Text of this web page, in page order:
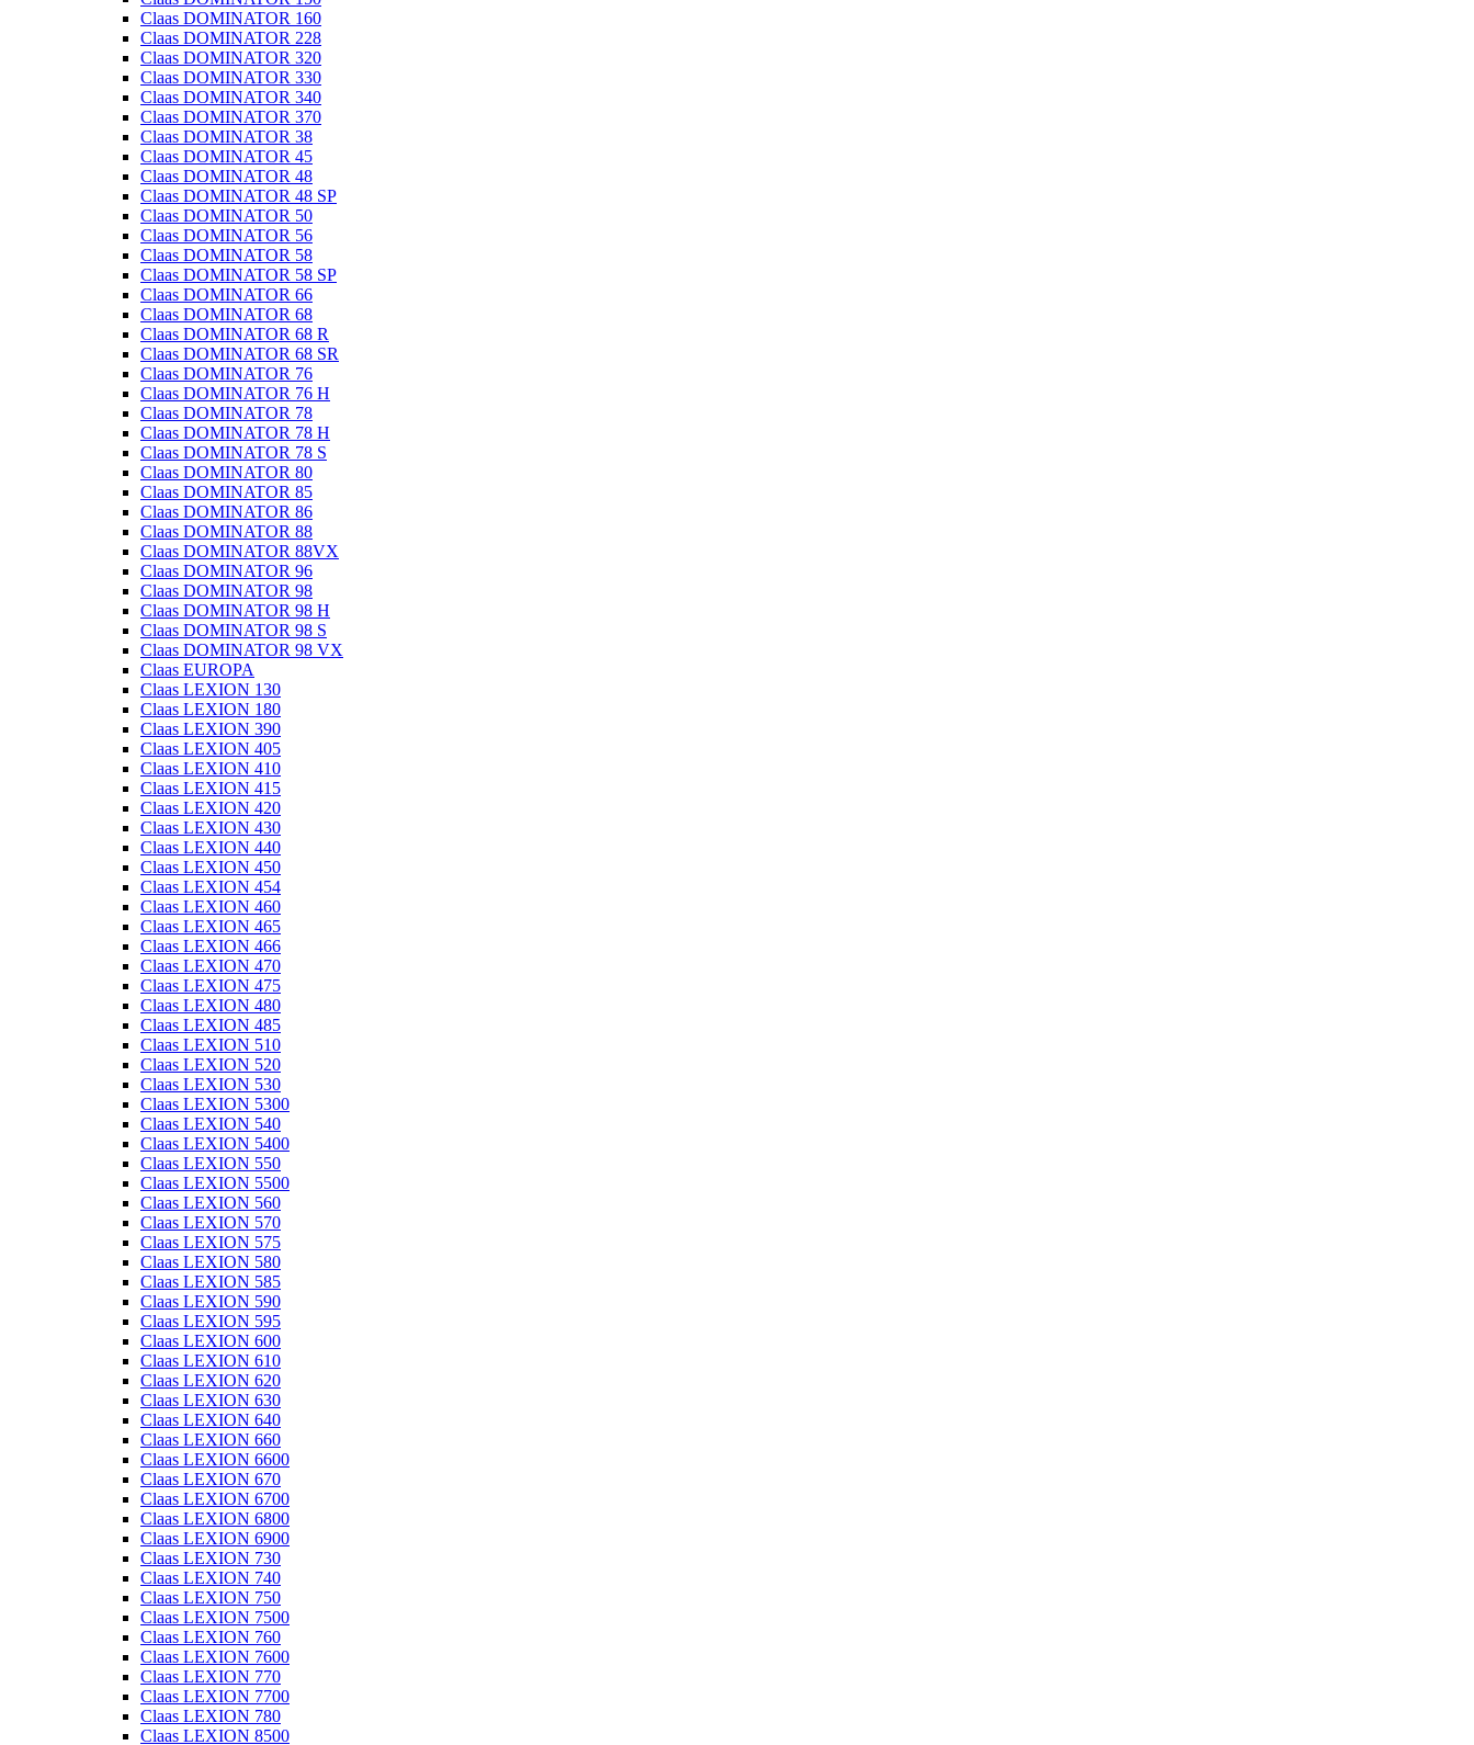
Claas DOMINATOR 160
Claas DOMINATOR 228
Claas DOMINATOR 320
Claas DOMINATOR 330
Claas DOMINATOR 340
Claas DOMINATOR 370
Claas DOMINATOR 38
Claas DOMINATOR 45
Claas DOMINATOR 48
Claas DOMINATOR 48 SP
Claas DOMINATOR 50
Claas DOMINATOR 56
Claas DOMINATOR 58
Claas DOMINATOR 58 SP
Claas DOMINATOR 66
Claas DOMINATOR 68
Claas DOMINATOR 68 R
Claas DOMINATOR 68 SR
Claas DOMINATOR 76
Claas DOMINATOR 76 H
Claas DOMINATOR 78
Claas DOMINATOR 78 H
Claas DOMINATOR 78 S
Claas DOMINATOR 80
Claas DOMINATOR 85
Claas DOMINATOR 86
Claas DOMINATOR 88
Claas DOMINATOR 88VX
Claas DOMINATOR 96
Claas DOMINATOR 98
Claas DOMINATOR 98 H
Claas DOMINATOR 98 S
Claas DOMINATOR 98 VX
Claas EUROPA
Claas LEXION 130
Claas LEXION 180
Claas LEXION 390
Claas LEXION 405
Claas LEXION 410
Claas LEXION 415
Claas LEXION 420
Claas LEXION 430
Claas LEXION 440
Claas LEXION 450
Claas LEXION 454
Claas LEXION 460
Claas LEXION 465
Claas LEXION 466
Claas LEXION 470
Claas LEXION 475
Claas LEXION 480
Claas LEXION 485
Claas LEXION 510
Claas LEXION 520
Claas LEXION 530
Claas LEXION 5300
Claas LEXION 540
Claas LEXION 5400
Claas LEXION 550
Claas LEXION 5500
Claas LEXION 560
Claas LEXION 570
Claas LEXION 575
Claas LEXION 580
Claas LEXION 585
Claas LEXION 590
Claas LEXION 595
Claas LEXION 600
Claas LEXION 610
Claas LEXION 620
Claas LEXION 630
Claas LEXION 640
Claas LEXION 660
Claas LEXION 6600
Claas LEXION 670
Claas LEXION 6700
Claas LEXION 6800
Claas LEXION 6900
Claas LEXION 730
Claas LEXION 740
Claas LEXION 750
Claas LEXION 7500
Claas LEXION 760
Claas LEXION 7600
Claas LEXION 770
Claas LEXION 7700
Claas LEXION 780
Claas LEXION 8500